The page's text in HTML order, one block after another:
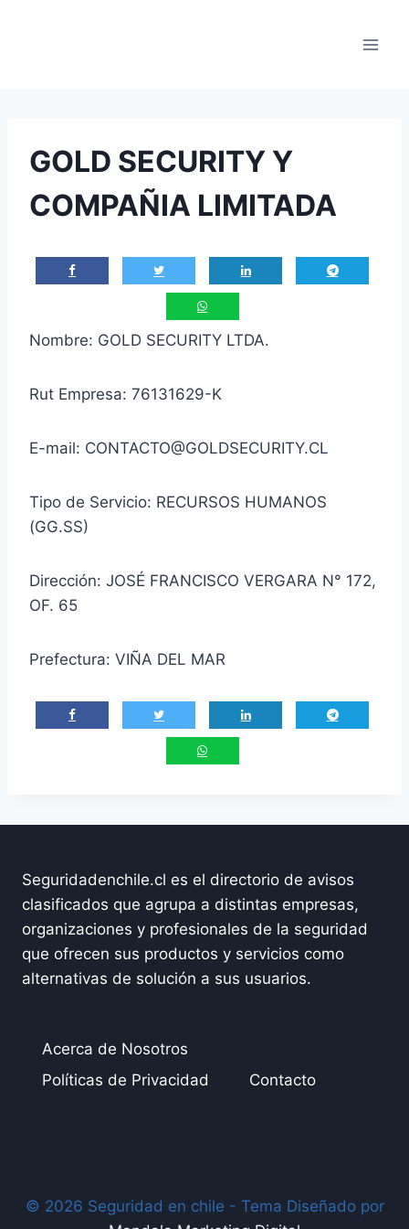
GOLD SECURITY Y
COMPAÑIA LIMITADA
Nombre: GOLD SECURITY LTDA.
Rut Empresa: 76131629-K
E-mail: CONTACTO@GOLDSECURITY.CL
Tipo de Servicio: RECURSOS HUMANOS
(GG.SS)
Dirección: JOSÉ FRANCISCO VERGARA N° 172,
OF. 65
Prefectura: VIÑA DEL MAR
Seguridadenchile.cl es el directorio de avisos
clasificados que agrupa a distintas empresas,
organizaciones y profesionales de la seguridad
que ofrecen sus productos y servicios como
alternativas de solución a sus usuarios.
Acerca de Nosotros
Políticas de Privacidad
Contacto
© 2026 Seguridad en chile - Tema Diseñado por